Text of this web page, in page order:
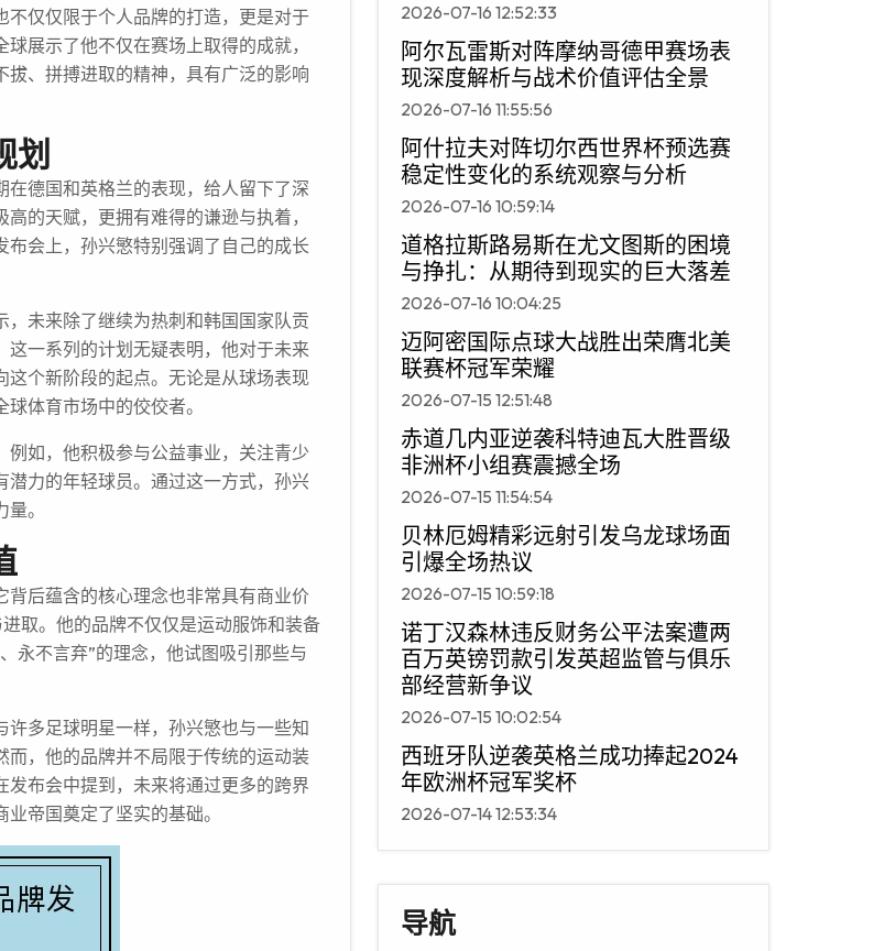
仅仅限于个人品牌的打造，更是对于
展示了他不仅在赛场上取得的成就，
、拼搏进取的精神，具有广泛的影响
划
德国和英格兰的表现，给人留下了深
的天赋，更拥有难得的谦逊与执着，
会上，孙兴慜特别强调了自己的成长
未来除了继续为热刺和韩国国家队贡
一系列的计划无疑表明，他对于未来
个新阶段的起点。无论是从球场表现
体育市场中的佼佼者。
如，他积极参与公益事业，关注青少
力的年轻球员。通过这一方式，孙兴
。
后蕴含的核心理念也非常具有商业价
取。他的品牌不仅仅是运动服饰和装备
永不言弃”的理念，他试图吸引那些与
多足球明星一样，孙兴慜也与一些知
，他的品牌并不局限于传统的运动装
布会中提到，未来将通过更多的跨界
帝国奠定了坚实的基础。
2026-07-16 12:52:33
阿尔瓦雷斯对阵摩纳哥德甲赛场表
现深度解析与战术价值评估全景
2026-07-16 11:55:56
阿什拉夫对阵切尔西世界杯预选赛
稳定性变化的系统观察与分析
2026-07-16 10:59:14
道格拉斯路易斯在尤文图斯的困境
与挣扎：从期待到现实的巨大落差
2026-07-16 10:04:25
迈阿密国际点球大战胜出荣膺北美
联赛杯冠军荣耀
2026-07-15 12:51:48
赤道几内亚逆袭科特迪瓦大胜晋级
非洲杯小组赛震撼全场
2026-07-15 11:54:54
贝林厄姆精彩远射引发乌龙球场面
引爆全场热议
2026-07-15 10:59:18
诺丁汉森林违反财务公平法案遭两
百万英镑罚款引发英超监管与俱乐
部经营新争议
2026-07-15 10:02:54
西班牙队逆袭英格兰成功捧起2024
年欧洲杯冠军奖杯
2026-07-14 12:53:34
导航